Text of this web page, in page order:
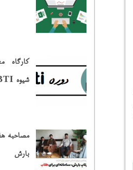
شیوه MBTI
مصاحبه
بارش